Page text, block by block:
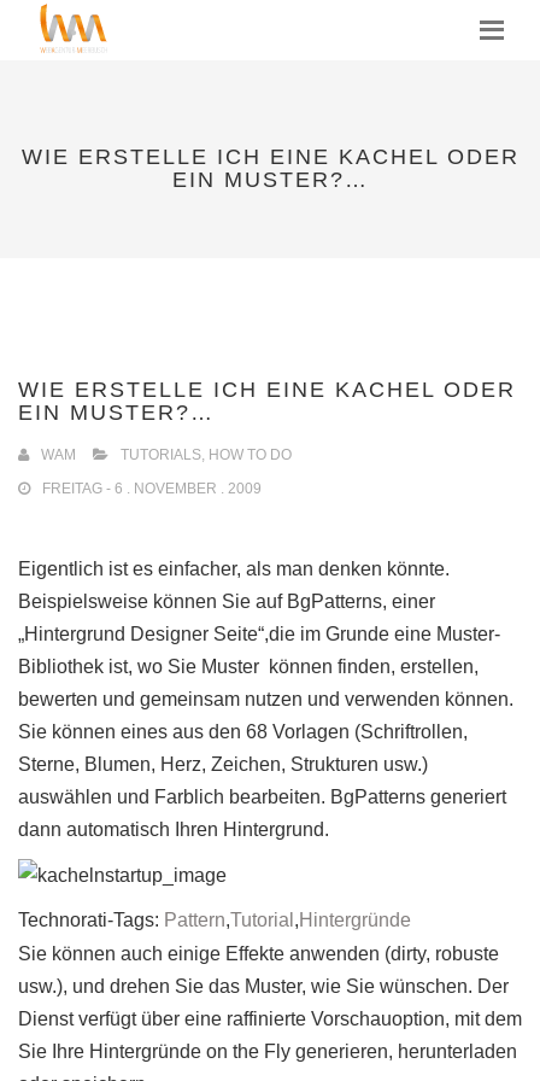
MENU
WIE ERSTELLE ICH EINE KACHEL ODER
EIN MUSTER?…
WIE ERSTELLE ICH EINE KACHEL ODER
EIN MUSTER?…
WAM
TUTORIALS, HOW TO DO
FREITAG - 6 . NOVEMBER . 2009
Eigentlich ist es einfacher, als man denken könnte.
Beispielsweise können Sie auf BgPatterns, einer
„Hintergrund Designer Seite“,die im Grunde eine Muster-
Bibliothek ist, wo Sie Muster können finden, erstellen,
bewerten und gemeinsam nutzen und verwenden können.
Sie können eines aus den 68 Vorlagen (Schriftrollen,
Sterne, Blumen, Herz, Zeichen, Strukturen usw.)
auswählen und Farblich bearbeiten. BgPatterns generiert
dann automatisch Ihren Hintergrund.
Technorati-Tags: Pattern,Tutorial , Hintergründe
Sie können auch einige Effekte anwenden (dirty, robuste
usw.), und drehen Sie das Muster, wie Sie wünschen. Der
Dienst verfügt über eine raffinierte Vorschauoption, mit dem
Sie Ihre Hintergründe on the Fly generieren, herunterladen